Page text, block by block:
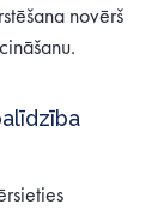
novērš